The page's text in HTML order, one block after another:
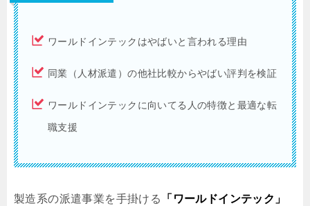
ワールドインテックはやばいと言われる理由
同業（人材派遣）の他社比較からやばい評判を検証
ワールドインテックに向いてる人の特徴と最適な転
職支援
製造系の派遣事業を手掛ける
「ワールドインテック」